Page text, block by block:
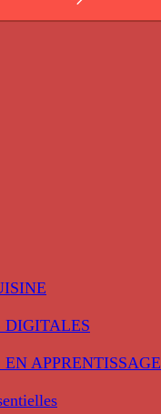
DIGITALES
APPRENTISSAGE